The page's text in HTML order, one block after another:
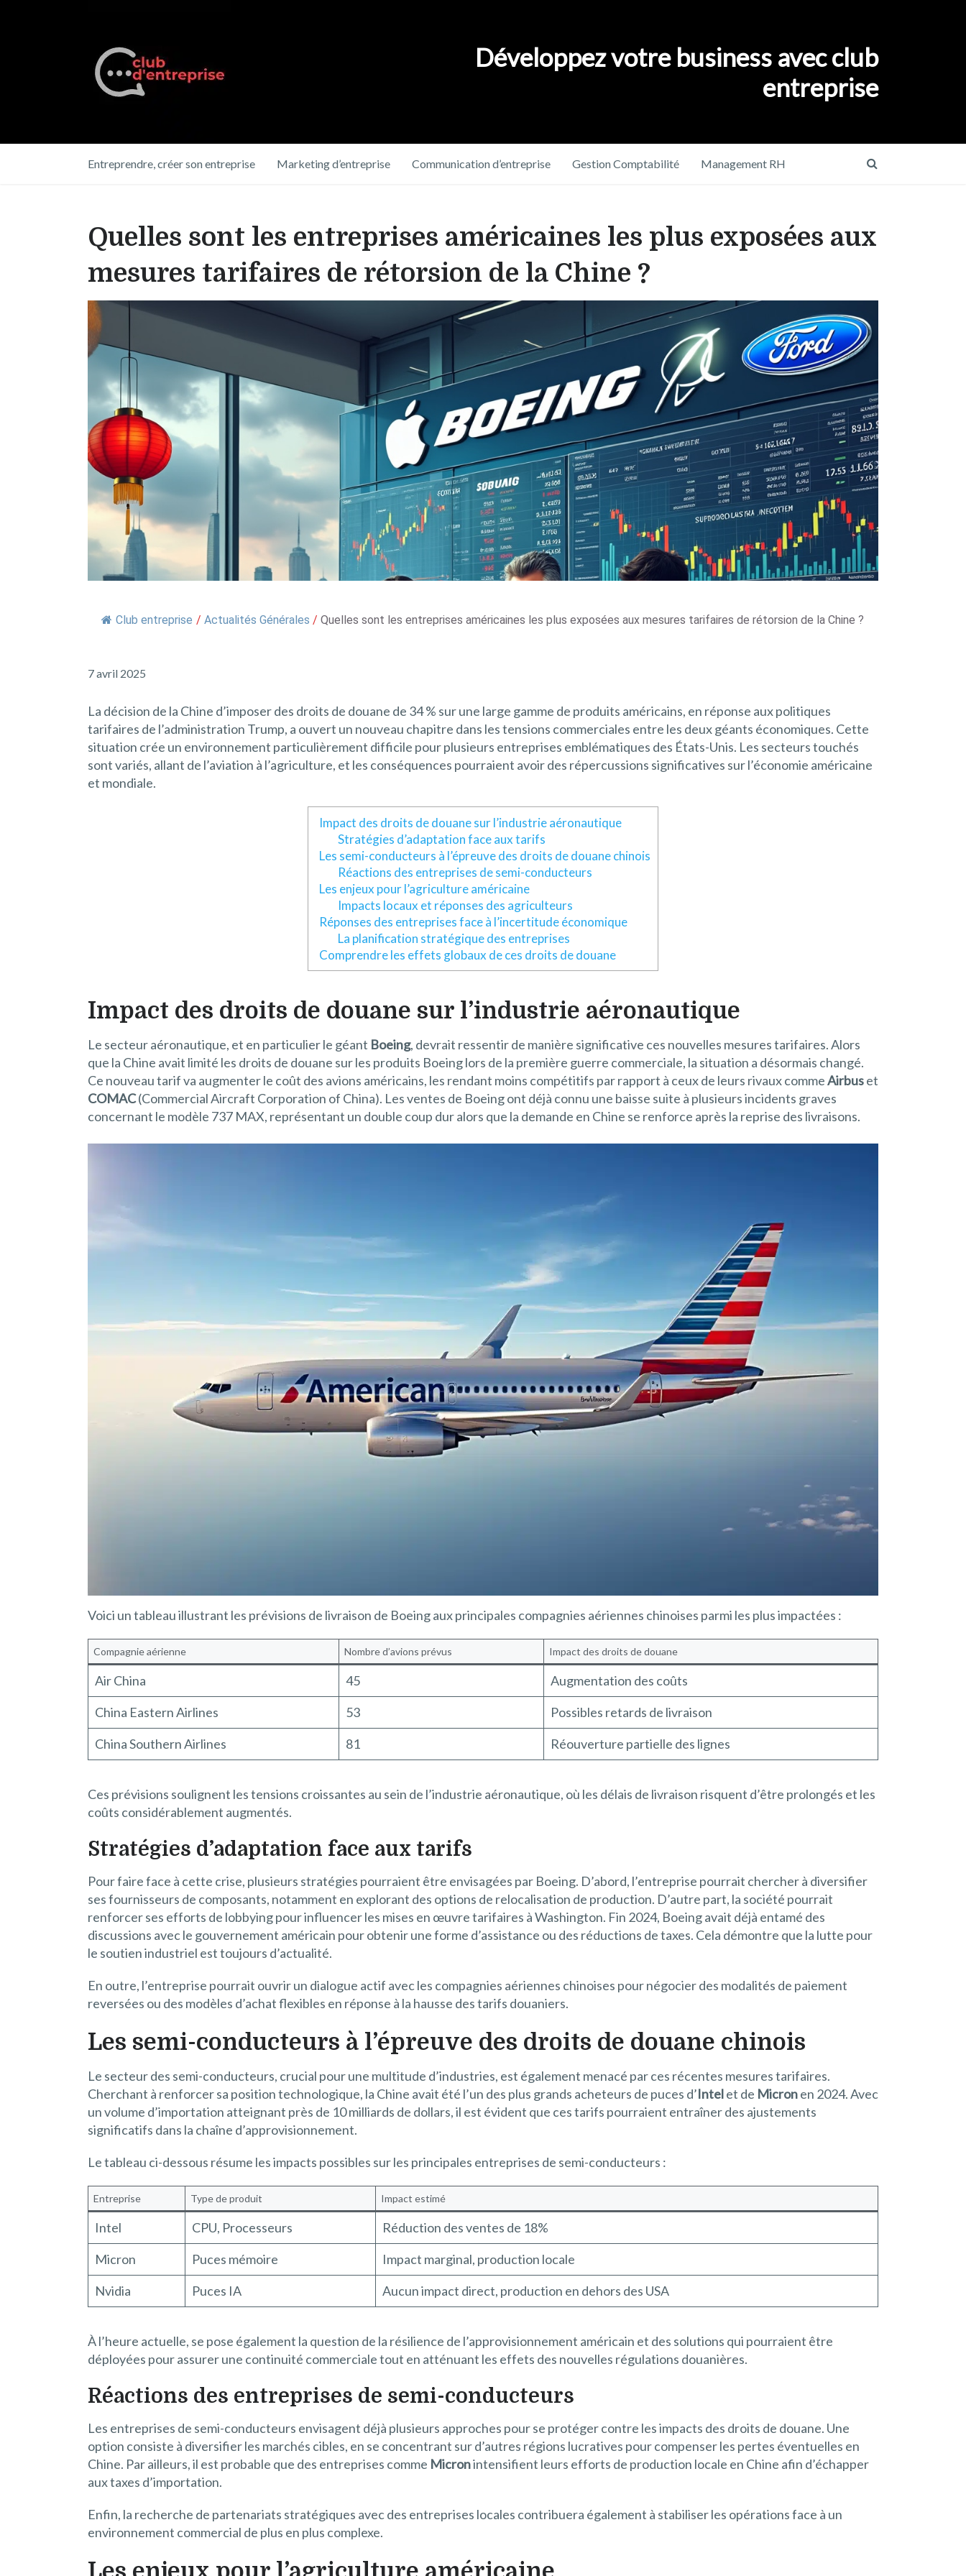
Développez votre business avec club
entreprise
Entreprendre, créer son entreprise Marketing d’entreprise Communication d’entreprise Gestion Comptabilité Management RH
Quelles sont les entreprises américaines les plus exposées aux
mesures tarifaires de rétorsion de la Chine ?
Club entreprise / Actualités Générales / Quelles sont les entreprises américaines les plus exposées aux mesures tarifaires de rétorsion de la Chine ?
7 avril 2025
La décision de la Chine d’imposer des droits de douane de 34 % sur une large gamme de produits américains, en réponse aux politiques
tarifaires de l’administration Trump, a ouvert un nouveau chapitre dans les tensions commerciales entre les deux géants économiques. Cette
situation crée un environnement particulièrement difficile pour plusieurs entreprises emblématiques des États-Unis. Les secteurs touchés
sont variés, allant de l’aviation à l’agriculture, et les conséquences pourraient avoir des répercussions significatives sur l’économie américaine
et mondiale.
Impact des droits de douane sur l’industrie aéronautique
Stratégies d’adaptation face aux tarifs
Les semi-conducteurs à l’épreuve des droits de douane chinois
Réactions des entreprises de semi-conducteurs
Les enjeux pour l’agriculture américaine
Impacts locaux et réponses des agriculteurs
Réponses des entreprises face à l’incertitude économique
La planification stratégique des entreprises
Comprendre les effets globaux de ces droits de douane
Impact des droits de douane sur l’industrie aéronautique
Le secteur aéronautique, et en particulier le géant Boeing, devrait ressentir de manière significative ces nouvelles mesures tarifaires. Alors
que la Chine avait limité les droits de douane sur les produits Boeing lors de la première guerre commerciale, la situation a désormais changé.
Ce nouveau tarif va augmenter le coût des avions américains, les rendant moins compétitifs par rapport à ceux de leurs rivaux commeAirbuset
COMAC(Commercial Aircraft Corporation of China). Les ventes de Boeing ont déjà connu une baisse suite à plusieurs incidents graves
concernant le modèle 737 MAX, représentant un double coup dur alors que la demande en Chine se renforce après la reprise des livraisons.
Voici un tableau illustrant les prévisions de livraison de Boeing aux principales compagnies aériennes chinoises parmi les plus impactées :
Compagnie aérienne Nombre d’avions prévus Impact des droits de douane
Air China 45
Augmentation des coûts
China Eastern Airlines
53
Possibles retards de livraison
China Southern Airlines
81 Réouverture partielle des lignes
Ces prévisions soulignent les tensions croissantes au sein de l’industrie aéronautique, où les délais de livraison risquent d’être prolongés et les
coûts considérablement augmentés.
Stratégies d’adaptation face aux tarifs
Pour faire face à cette crise, plusieurs stratégies pourraient être envisagées par Boeing. D’abord, l’entreprise pourrait chercher à diversifier
ses fournisseurs de composants, notamment en explorant des options de relocalisation de production. D’autre part, la société pourrait
renforcer ses efforts de lobbying pour influencer les mises en œuvre tarifaires à Washington. Fin 2024, Boeing avait déjà entamé des
discussions avec le gouvernement américain pour obtenir une forme d’assistance ou des réductions de taxes. Cela démontre que la lutte pour
le soutien industriel est toujours d’actualité.
En outre, l’entreprise pourrait ouvrir un dialogue actif avec les compagnies aériennes chinoises pour négocier des modalités de paiement
reversées ou des modèles d’achat flexibles en réponse à la hausse des tarifs douaniers.
Les semi-conducteurs à l’épreuve des droits de douane chinois
Le secteur des semi-conducteurs, crucial pour une multitude d’industries, est également menacé par ces récentes mesures tarifaires.
Cherchant à renforcer sa position technologique, la Chine avait été l’un des plus grands acheteurs de puces d’Intelet de Micronen 2024. Avec
un volume d’importation atteignant près de 10 milliards de dollars, il est évident que ces tarifs pourraient entraîner des ajustements
significatifs dans la chaîne d’approvisionnement.
Le tableau ci-dessous résume les impacts possibles sur les principales entreprises de semi-conducteurs :
Entreprise Type de produit Impact estimé
Intel CPU, Processeurs
Réduction des ventes de 18%
Micron
Puces mémoire
Impact marginal, production locale
Nvidia
Puces IA Aucun impact direct, production en dehors des USA
À l’heure actuelle, se pose également la question de la résilience de l’approvisionnement américain et des solutions qui pourraient être
déployées pour assurer une continuité commerciale tout en atténuant les effets des nouvelles régulations douanières.
Réactions des entreprises de semi-conducteurs
Les entreprises de semi-conducteurs envisagent déjà plusieurs approches pour se protéger contre les impacts des droits de douane. Une
option consiste à diversifier les marchés cibles, en se concentrant sur d’autres régions lucratives pour compenser les pertes éventuelles en
Chine. Par ailleurs, il est probable que des entreprises comme Micronintensifient leurs efforts de production locale en Chine afin d’échapper
aux taxes d’importation.
Enfin, la recherche de partenariats stratégiques avec des entreprises locales contribuera également à stabiliser les opérations face à un
environnement commercial de plus en plus complexe.